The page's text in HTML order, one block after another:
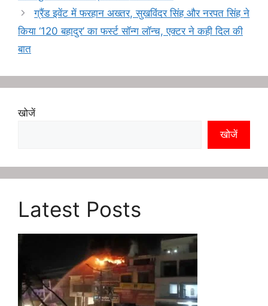
s
A
p
p
b
o
k
e
r
s
t
g
r
m
e
d
n
e
ग्रैंड इवेंट में फरहान अख्तर, सुखविंदर सिंह और नरपत सिंह ने
किया ‘120 बहादुर’ का फर्स्ट सॉन्ग लॉन्च, एक्टर ने कही दिल की
बात
खोजें
खोजें
Latest Posts